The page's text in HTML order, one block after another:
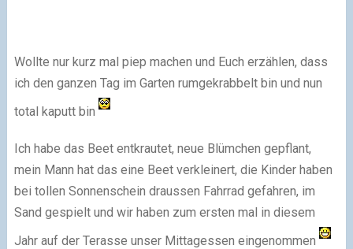
Wollte nur kurz mal piep machen und Euch erzählen, dass
ich den ganzen Tag im Garten rumgekrabbelt bin und nun
total kaputt bin
Ich habe das Beet entkrautet, neue Blümchen gepflant,
mein Mann hat das eine Beet verkleinert, die Kinder haben
bei tollen Sonnenschein draussen Fahrrad gefahren, im
Sand gespielt und wir haben zum ersten mal in diesem
Jahr auf der Terasse unser Mittagessen eingenommen